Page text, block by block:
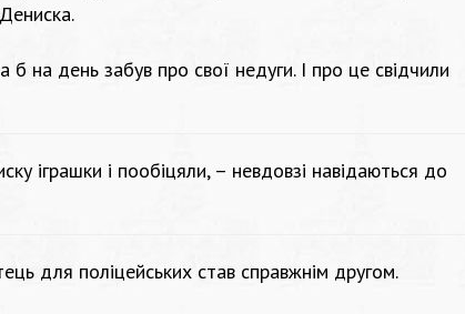
б на день забув про свої недуги. І про це свідчили
іграшки і пообіцяли, – невдовзі навідаються до
для поліцейських став справжнім другом.